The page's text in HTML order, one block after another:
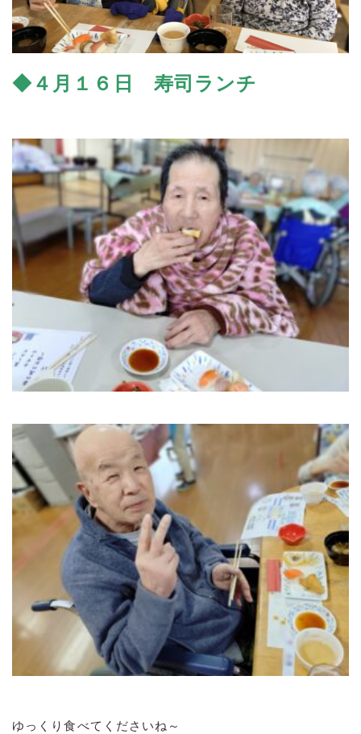
高齢者福祉施設 つかのめの里
高齢者福祉施設 うらだての里
高齢者福祉施設 おおじまの里
高齢者福祉施設 くつろぎ
高齢者福祉施設 花みずき
児童施設 にじいろ保育園
その他・事業部門 中央いきいきセンター
苦情等解決実施要綱 お問い合わせ
TEL.0256-31-1810
平日 9:00〜17:00 /休
業日 土日祝
◆４月１６日 寿司ランチ
ゆっくり食べてくださいね～